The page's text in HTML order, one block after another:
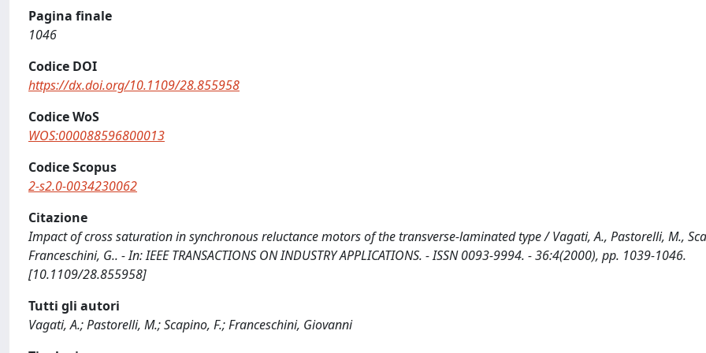
Pagina finale
1046
Codice DOI
https://dx.doi.org/10.1109/28.855958
Codice WoS
WOS:000088596800013
Codice Scopus
2-s2.0-0034230062
Citazione
Impact of cross saturation in synchronous reluctance motors of the transverse-laminated type / Vagati, A., Pastorelli, M.,
Franceschini, G.. - In: IEEE TRANSACTIONS ON INDUSTRY APPLICATIONS. - ISSN 0093-9994. - 36:4(2000), pp. 1039-1046.
[10.1109/28.855958]
Tutti gli autori
Vagati, A.; Pastorelli, M.; Scapino, F.; Franceschini, Giovanni